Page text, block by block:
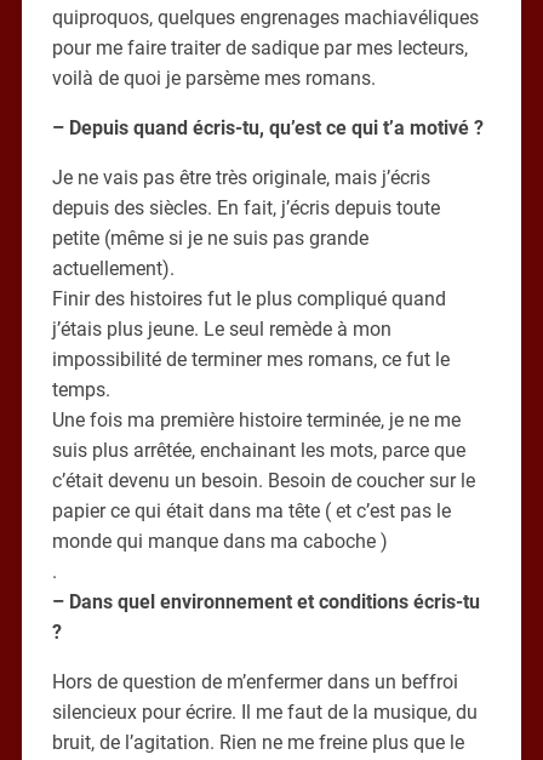
quiproquos, quelques engrenages machiavéliques
pour me faire traiter de sadique par mes lecteurs,
voilà de quoi je parsème mes romans.
– Depuis quand écris-tu, qu’est ce qui t’a motivé ?
Je ne vais pas être très originale, mais j’écris
depuis des siècles. En fait, j’écris depuis toute
petite (même si je ne suis pas grande
actuellement).
Finir des histoires fut le plus compliqué quand
j’étais plus jeune. Le seul remède à mon
impossibilité de terminer mes romans, ce fut le
temps.
Une fois ma première histoire terminée, je ne me
suis plus arrêtée, enchainant les mots, parce que
c’était devenu un besoin. Besoin de coucher sur le
papier ce qui était dans ma tête ( et c’est pas le
monde qui manque dans ma caboche )
.
– Dans quel environnement et conditions écris-tu
?
Hors de question de m’enfermer dans un beffroi
silencieux pour écrire. Il me faut de la musique, du
bruit, de l’agitation. Rien ne me freine plus que le